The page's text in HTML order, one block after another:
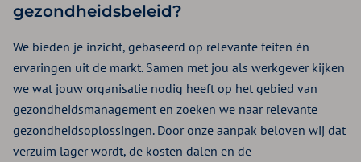
gezondheidsbeleid?
We bieden je inzicht, gebaseerd op relevante feiten én
ervaringen uit de markt. Samen met jou als werkgever kijken
we wat jouw organisatie nodig heeft op het gebied van
gezondheidsmanagement en zoeken we naar relevante
gezondheidsoplossingen. Door onze aanpak beloven wij dat
verzuim lager wordt, de kosten dalen en de